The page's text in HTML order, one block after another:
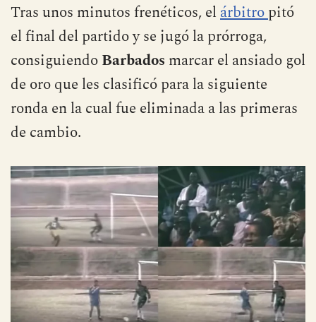
Tras unos minutos frenéticos, elárbitropitó
el final del partido y se jugó la prórroga,
consiguiendoBarbados marcar el ansiado gol
de oro que les clasificó para la siguiente
ronda en la cual fue eliminada a las primeras
de cambio.